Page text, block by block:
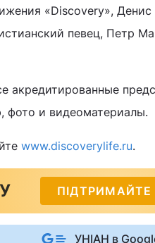
«Discovery»,
певец, Петр
акредитированные
фото и видеоматериалы.
www.discoverylife.ru.
ПІДТРИМАЙТЕ
УНІАН в